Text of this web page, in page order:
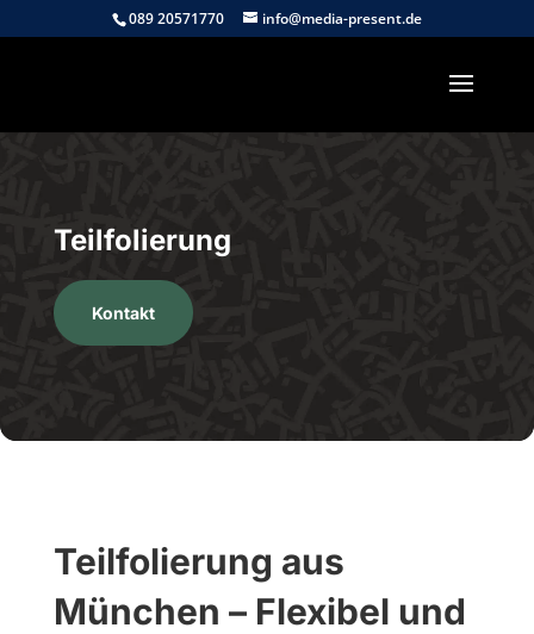
089 20571770 info@media-present.de
Teilfolierung
Kontakt
Teilfolierung aus
München – Flexibel und